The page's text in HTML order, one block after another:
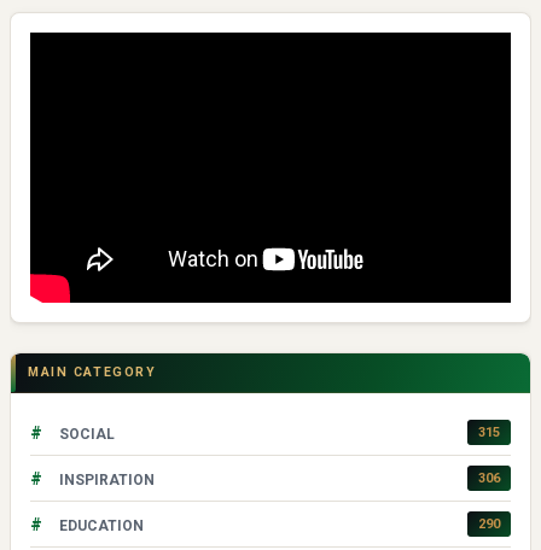
MAIN CATEGORY
# SOCIAL 315
# INSPIRATION 306
# EDUCATION 290